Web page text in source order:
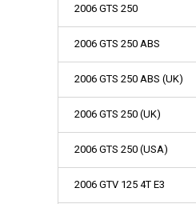
2006 GTS 250
2006 GTS 250 ABS
2006 GTS 250 ABS (UK)
2006 GTS 250 (UK)
2006 GTS 250 (USA)
2006 GTV 125 4T E3